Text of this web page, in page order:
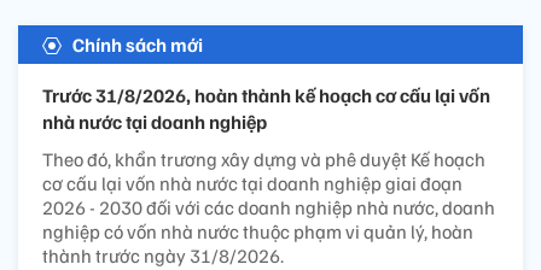
Chính sách mới
Trước 31/8/2026, hoàn thành kế hoạch cơ cấu lại vốn
nhà nước tại doanh nghiệp
Theo đó, khẩn trương xây dựng và phê duyệt Kế hoạch
cơ cấu lại vốn nhà nước tại doanh nghiệp giai đoạn
2026 - 2030 đối với các doanh nghiệp nhà nước, doanh
nghiệp có vốn nhà nước thuộc phạm vi quản lý, hoàn
thành trước ngày 31/8/2026.